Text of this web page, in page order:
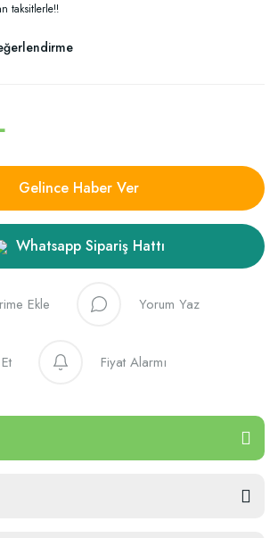
taksitlerle!!
Gelince Haber Ver
Whatsapp Sipariş Hattı
Yorum Yaz
Fiyat Alarmı